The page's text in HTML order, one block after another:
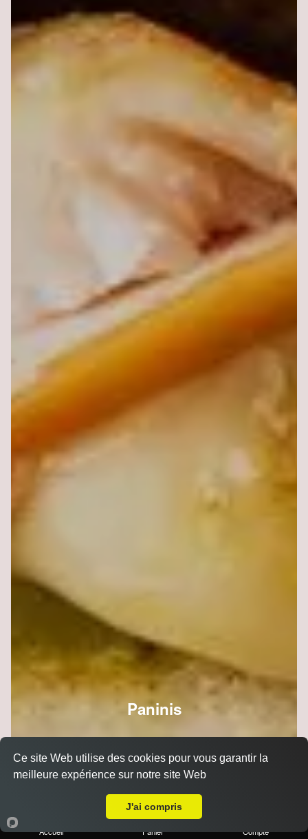
Paninis
Accueil Panier Compte
Ce site Web utilise des cookies pour vous garantir la
meilleure expérience sur notre site Web
J'ai compris